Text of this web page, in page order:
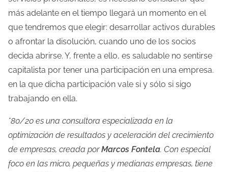
más adelante en el tiempo llegará un momento en el
que tendremos que elegir: desarrollar activos durables
o afrontar la disolución, cuando uno de los socios
decida abrirse. Y, frente a ello, es saludable no sentirse
capitalista por tener una participación en una empresa.
en la que dicha participación vale si y sólo si sigo
trabajando en ella.
*80/20 es una consultora especializada en la
optimización de resultados y aceleración del crecimiento
de empresas, creada porMarcos Fontela. Con especial
foco en las micro, pequeñas y medianas empresas, tiene